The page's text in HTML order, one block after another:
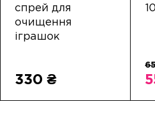
спрей для
очищення
іграшок
330 ₴